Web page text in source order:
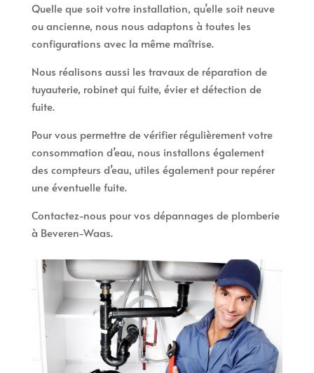
Quelle que soit votre installation, qu’elle soit neuve
ou ancienne, nous nous adaptons à toutes les
configurations avec la même maîtrise.
Nous réalisons aussi les travaux de réparation de
tuyauterie, robinet qui fuite, évier et détection de
fuite.
Pour vous permettre de vérifier régulièrement votre
consommation d’eau, nous installons également
des compteurs d’eau, utiles également pour repérer
une éventuelle fuite.
Contactez-nous pour vos dépannages de plomberie
à Beveren-Waas.